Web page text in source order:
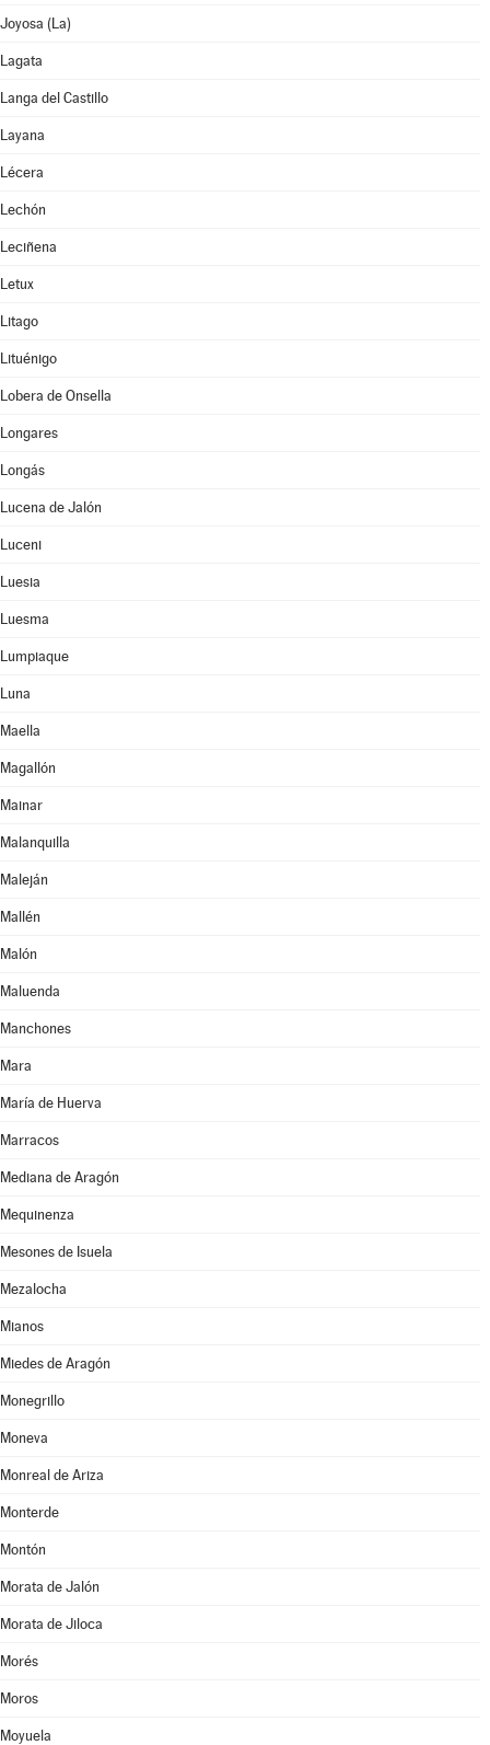
Joyosa (La)
Lagata
Langa del Castillo
Layana
Lécera
Lechón
Leciñena
Letux
Litago
Lituénigo
Lobera de Onsella
Longares
Longás
Lucena de Jalón
Luceni
Luesia
Luesma
Lumpiaque
Luna
Maella
Magallón
Mainar
Malanquilla
Maleján
Mallén
Malón
Maluenda
Manchones
Mara
María de Huerva
Marracos
Mediana de Aragón
Mequinenza
Mesones de Isuela
Mezalocha
Mianos
Miedes de Aragón
Monegrillo
Moneva
Monreal de Ariza
Monterde
Montón
Morata de Jalón
Morata de Jiloca
Morés
Moros
Moyuela